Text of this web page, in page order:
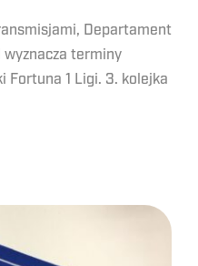
Departament
wyznacza terminy
Fortuna 1 Ligi. 3. kolejka